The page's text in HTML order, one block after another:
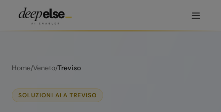
Home/Veneto/Treviso
SOLUZIONI AI ATREVISO